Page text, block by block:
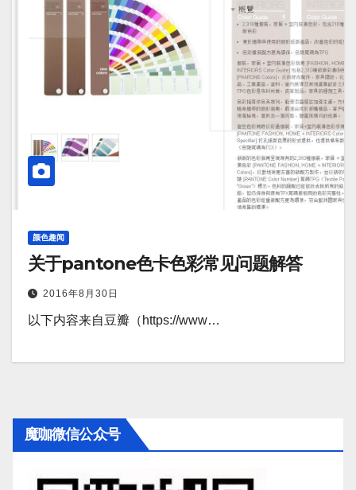
颜色趣闻
关于pantone色卡色彩常见问题解答
2016年8月30日
以下内容来自豆瓣（https://www…
魔咖微信公众号